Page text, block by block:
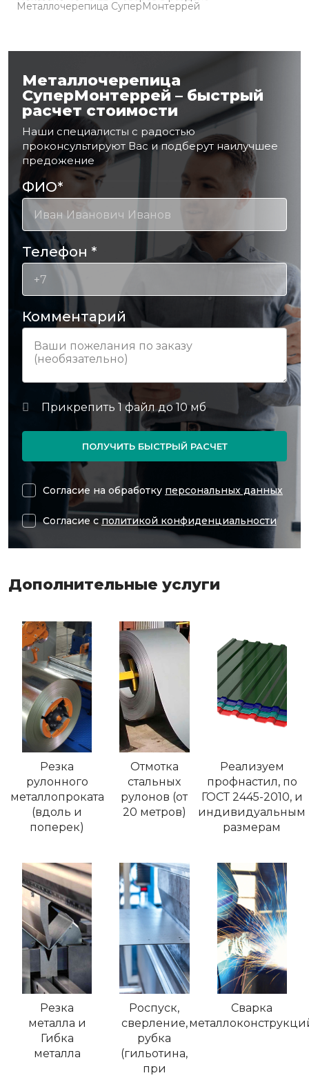
Металлочерепица СуперМонтеррей
Металлочерепица
СуперМонтеррей – быстрый
расчет стоимости
Наши специалисты с радостью
проконсультируют Вас и подберут наилучшее
предожение
ФИО*
Телефон *
Комментарий
ПОЛУЧИТЬ БЫСТРЫЙ РАСЧЕТ
Согласие на обработку персональных данных
Согласие с политикой конфиденциальности
Дополнительные услуги
Резка
рулонного
металлопроката
(вдоль и
поперек)
Отмотка
стальных
рулонов (от
20 метров)
Реализуем
профнастил, по
ГОСТ 2445-2010, и
индивидуальным
размерам
Резка
металла и
Гибка
металла
Роспуск,
сверление,
рубка
(гильотина,
при
Сварка